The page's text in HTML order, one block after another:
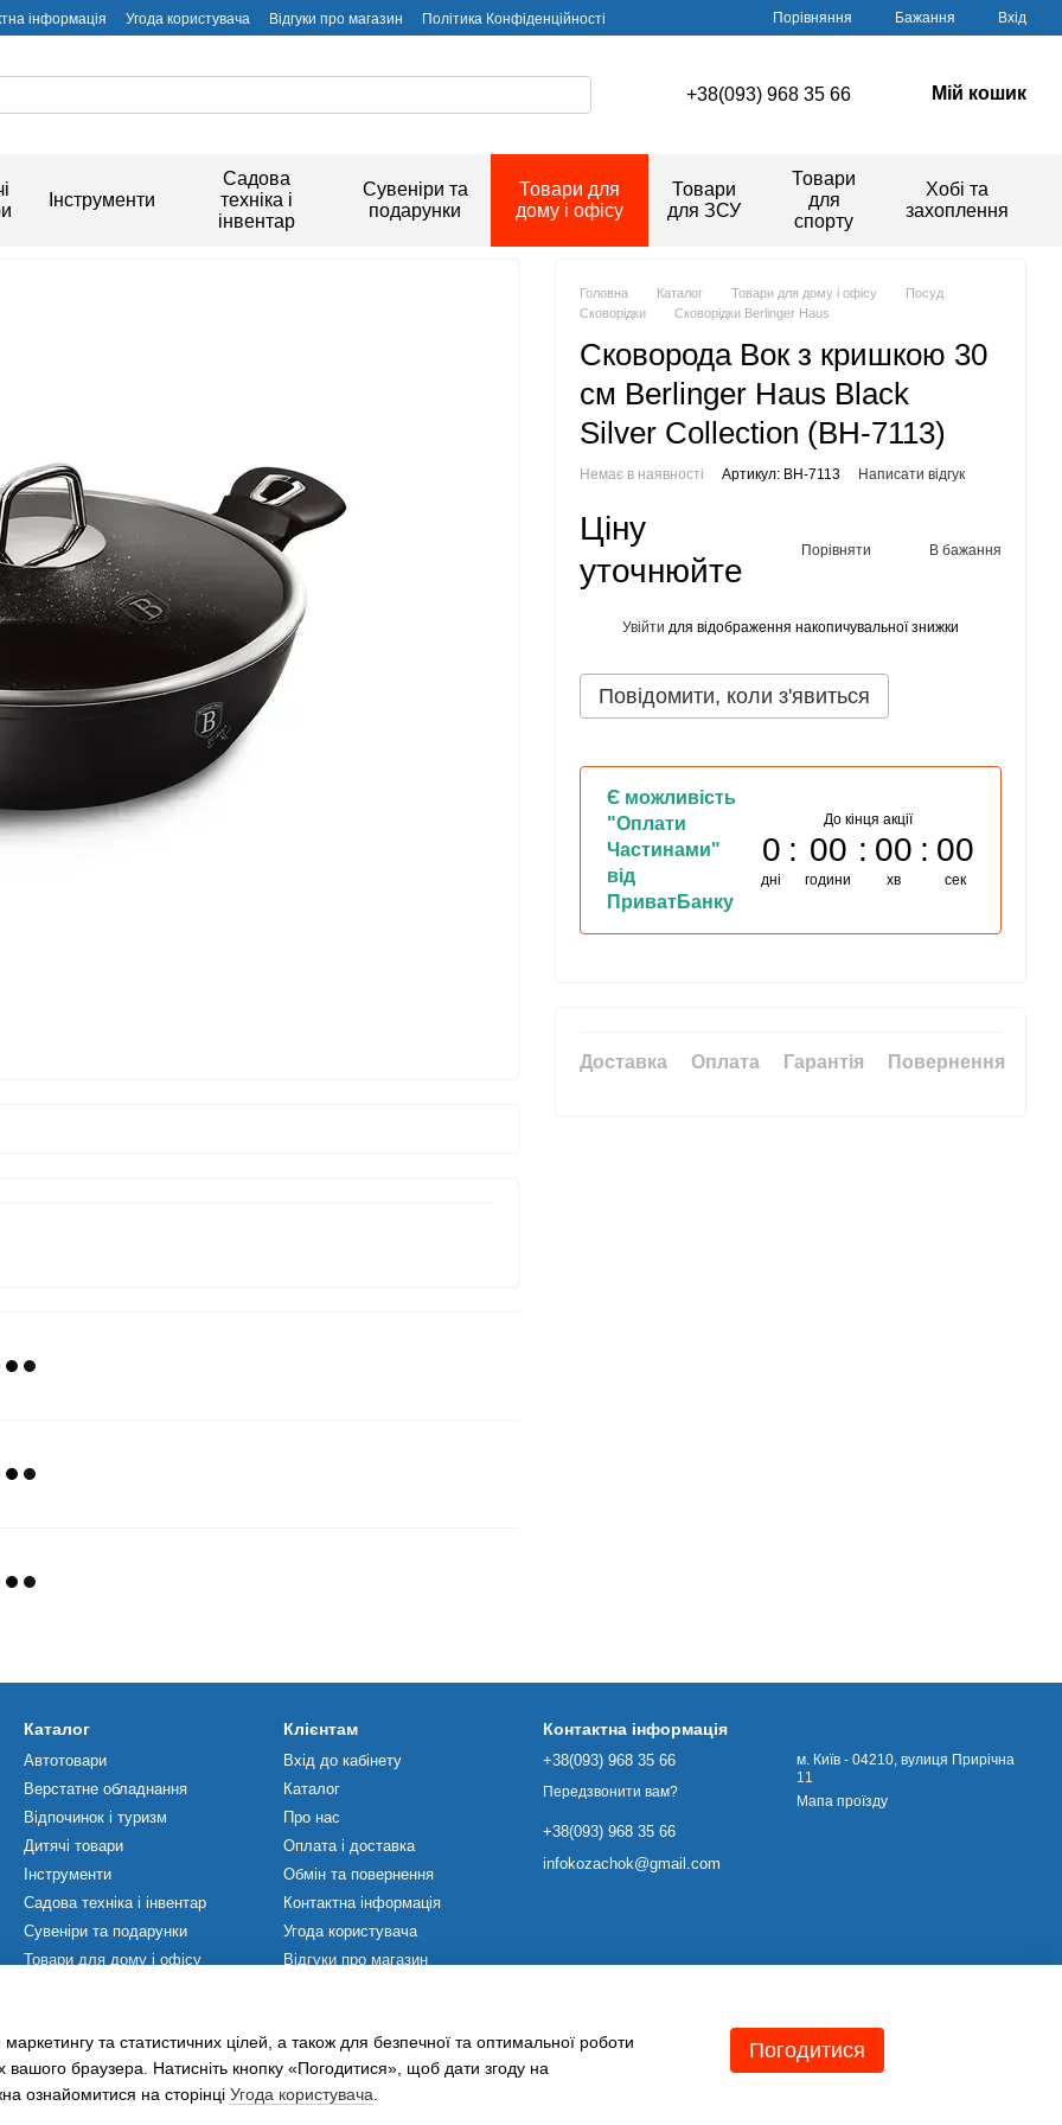
інформація Угода користувача Відгуки про магазин Політика Конфіденційності Порівняння Бажання Вхід
+38(093) 968 35 66 Мій кошик
Інструменти
Садова
техніка і
інвентар
Сувеніри та
подарунки
Товари для
дому і офісу
Товари
для ЗСУ
Товари
для
спорту
Хобі та
захоплення
Головна Каталог Товари для дому і офісу
Посуд
Сковорідки
Сковорідки Berlinger Haus
Сковорода Вок з кришкою 30
см Berlinger Haus Black
Silver Collection (BH-7113)
Немає в наявності Артикул: BH-7113 Написати відгук
Ціну
уточнюйте
Порівняти В бажання
Увійти для відображення накопичувальної знижки
Повідомити, коли з'явиться
Є можливість
"Оплати
Частинами"
від
ПриватБанку
До кінця акції
0
дні
00
години
00
хв
00
сек
Доставка Оплата Гарантія Повернення
Каталог
Автотовари
Верстатне обладнання
Відпочинок і туризм
Дитячі товари
Інструменти
Садова техніка і інвентар
Сувеніри та подарунки
Товари для дому і офісу
Хобі та захоплення
Клієнтам
Вхід до кабінету
Каталог
Про нас
Оплата і доставка
Обмін та повернення
Контактна інформація
Угода користувача
Відгуки про магазин
Контактна інформація
+38(093) 968 35 66
Передзвонити вам?
+38(093) 968 35 66
infokozachok@gmail.com
м. Київ - 04210, вулиця Прирічна
11
Мапа проїзду
та статистичних цілей, а також для безпечної та оптимальної роботи
браузера. Натисніть кнопку «Погодитися», щоб дати згоду на
ознайомитися на сторінці Угода користувача
Погодитися